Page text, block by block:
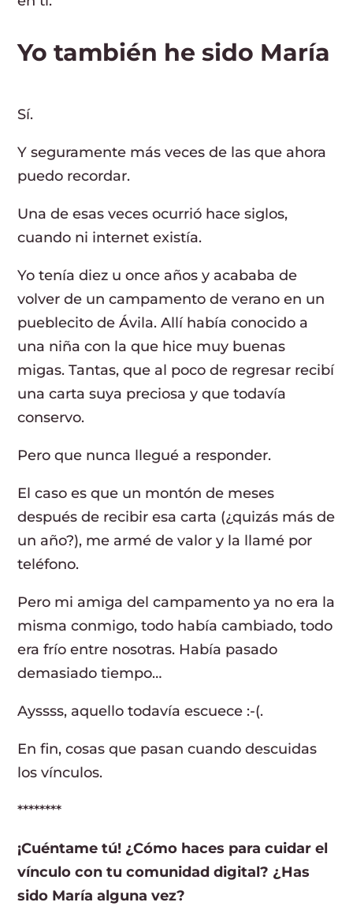
Yo también he sido María
Sí.
Y seguramente más veces de las que ahora
puedo recordar.
Una de esas veces ocurrió hace siglos,
cuando ni internet existía.
Yo tenía diez u once años y acababa de
volver de un campamento de verano en un
pueblecito de Ávila. Allí había conocido a
una niña con la que hice muy buenas
migas. Tantas, que al poco de regresar recibí
una carta suya preciosa y que todavía
conservo.
Pero que nunca llegué a responder.
El caso es que un montón de meses
después de recibir esa carta (¿quizás más de
un año?), me armé de valor y la llamé por
teléfono.
Pero mi amiga del campamento ya no era la
misma conmigo, todo había cambiado, todo
era frío entre nosotras. Había pasado
demasiado tiempo…
Ayssss, aquello todavía escuece :-(.
En fin, cosas que pasan cuando descuidas
los vínculos.
********
¡Cuéntame tú! ¿Cómo haces para cuidar el
vínculo con tu comunidad digital? ¿Has
sido María alguna vez?